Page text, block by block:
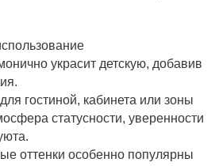
украсит детскую, добавив
гостиной, кабинета или зоны
статусности, уверенности
оттенки особенно популярны